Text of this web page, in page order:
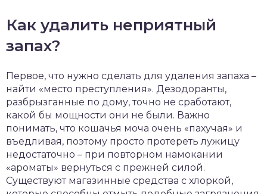
Как удалить неприятный
запах?
Первое, что нужно сделать для удаления запаха –
найти «место преступления». Дезодоранты,
разбрызганные по дому, точно не сработают,
какой бы мощности они не были. Важно
понимать, что кошачья моча очень «пахучая» и
въедливая, поэтому просто протереть лужицу
недостаточно – при повторном намокании
«ароматы» вернуться с прежней силой.
Существуют магазинные средства с хлоркой,